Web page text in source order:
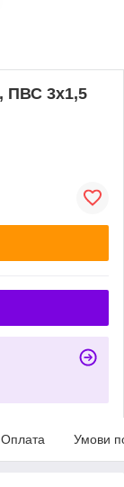
ПВС 3x1,5
Оплата Умови